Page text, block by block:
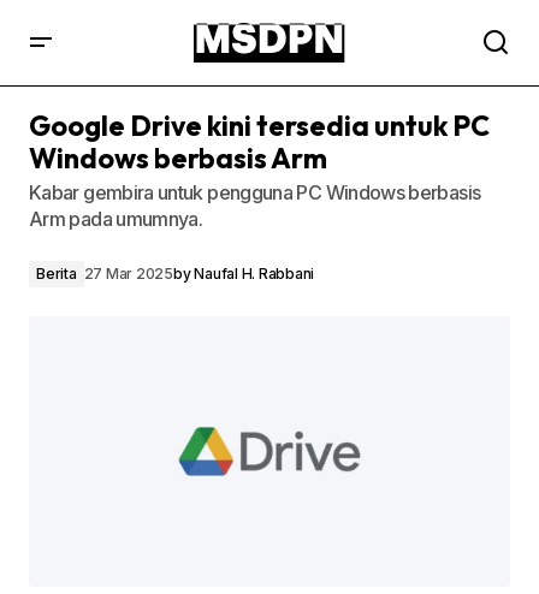
Google Drive kini tersedia untuk PC
Windows berbasis Arm
Kabar gembira untuk pengguna PC Windows berbasis
Arm pada umumnya.
Berita 27 Mar 2025byNaufal H. Rabbani